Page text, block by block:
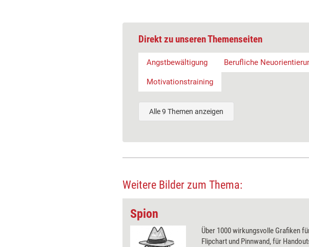
Direkt zu unseren Themenseiten
Angstbewältigung Berufliche
Motivationstraining
Alle 9 Themen anzeigen
Weitere Bilder zum Thema:
Spion
Über 1000 wirkungsvolle Grafiken
Flipchart und Pinnwand, für